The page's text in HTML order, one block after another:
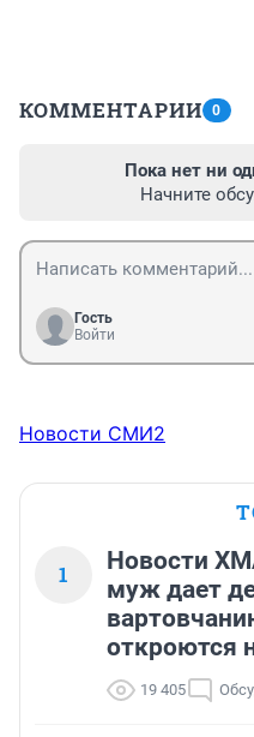
КОММЕНТАРИИ 0
Пока нет ни
Начните
Гость
Войти
Новости СМИ2
1
Новости
муж дает
откроются
19 405